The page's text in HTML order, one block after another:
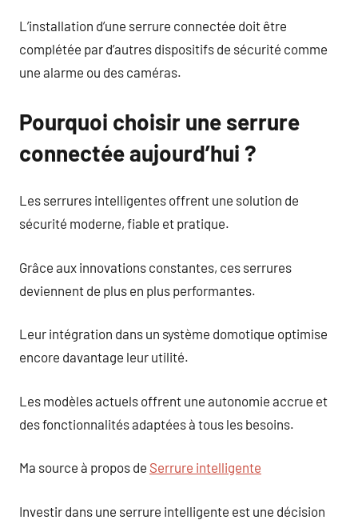
L’installation d’une serrure connectée doit être
complétée par d’autres dispositifs de sécurité comme
une alarme ou des caméras.
Pourquoi choisir une serrure
connectée aujourd’hui ?
Les serrures intelligentes offrent une solution de
sécurité moderne, fiable et pratique.
Grâce aux innovations constantes, ces serrures
deviennent de plus en plus performantes.
Leur intégration dans un système domotique optimise
encore davantage leur utilité.
Les modèles actuels offrent une autonomie accrue et
des fonctionnalités adaptées à tous les besoins.
Ma source à propos de Serrure intelligente
Investir dans une serrure intelligente est une décision